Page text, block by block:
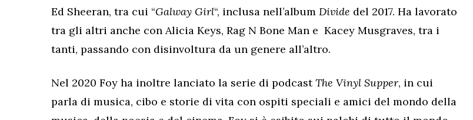
Ed Sheeran, tra cui “Galway Girl“, inclusa nell’album Divide del 2017. Ha lavorato
tra gli altri anche con Alicia Keys, Rag N Bone Man e Kacey Musgraves, tra i
tanti, passando con disinvoltura da un genere all’altro.
Nel 2020 Foy ha inoltre lanciato la serie di podcastThe Vinyl Supper, in cui
parla di musica, cibo e storie di vita con ospiti speciali e amici del mondo della